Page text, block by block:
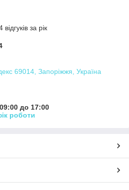
за рік
69014, Запоріжжя, Україна
до 17:00
роботи